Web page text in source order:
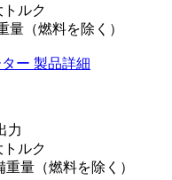
トルク
量（燃料を除く）
ー 製品詳細
力
トルク
重量（燃料を除く）